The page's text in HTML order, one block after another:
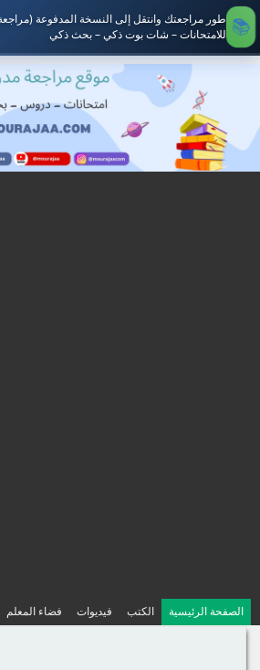
طور مراجعتك وانتقل إلى النسخة المدفوعة
للامتحانات – شات بوت ذكي – بحث ذكي
الصفحة الرئيسية الكتب فيديوات فضاء المعلم